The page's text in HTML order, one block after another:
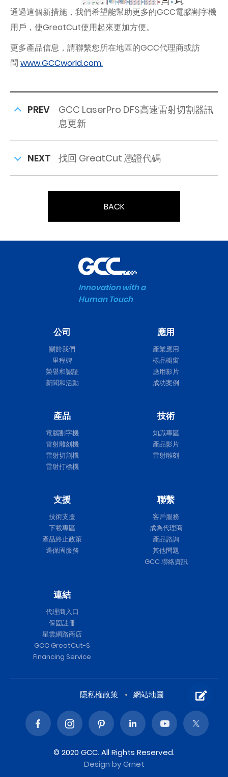
通過這個新措施，我們希望能幫助更多的GCC電腦割字機
用戶，使GreatCut使用起來更加方便。
更多產品信息，請聯繫您所在地區的GCC代理商或訪
問 www.GCCworld.com.
PREV
GCC LaserPro DFS高速雷射切割器訊
息更新
NEXT 找回 GreatCut 憑證代碼
BACK
Innovation with a
Human Touch
公司
關於我們
里程碑
榮譽和認証
新聞和活動
應用
產業應用
樣品櫥窗
應用影片
成功案例
產品
電腦割字機
雷射雕刻機
雷射切割機
雷射打標機
技術
知識專區
產品影片
雷射雕刻
支援
技術支援
下載專區
產品終止政策
過保固服務
聯繫
客戶服務
成為代理商
產品諮詢
其他問題
GCC 聯絡資訊
連結
代理商入口
保固註冊
星雲網路商店
GCC GreatCut-S
Financing Service
隱私權政策 網站地圖
© 2020 GCC. All Rights Reserved.
Design by Grnet